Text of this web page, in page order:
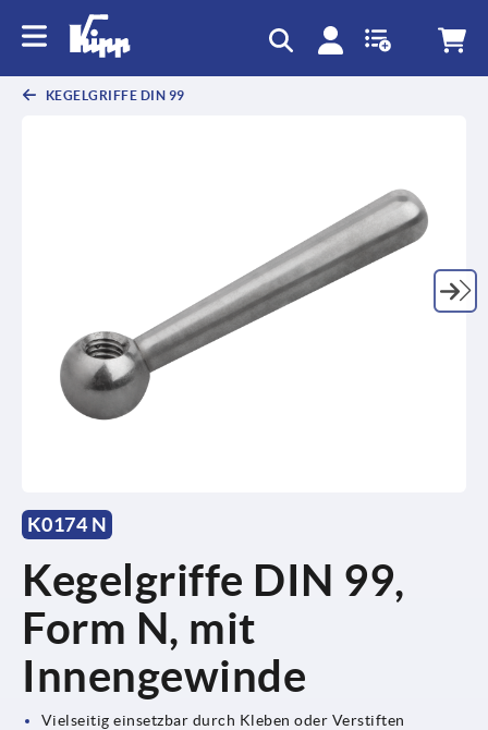
KEGELGRIFFE DIN 99
K0174 N
Kegelgriffe DIN 99,
Form N, mit
Innengewinde
Vielseitig einsetzbar durch Kleben oder Verstiften